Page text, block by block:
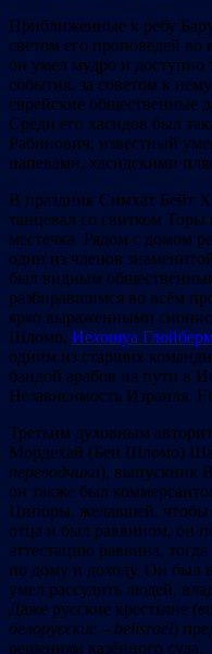
Приближенные к ребу
светом его проповедей во
он умел мудро и доступно
события, за советом к
еврейские общественные
Среди его хасидов был
Рабинович, известный
напевами, хасидскими
В праздник Симхат Бейт
танцевал со свитком
местечка. Рядом с домом
один из членов
был видным
разбиравшимся во всём
ярко выраженными
Шломо, Иехошуа
одним из старших
бандой арабов на пути в
Независимость Израиля.
Третьим духовным
Мордехай (Бен Шломо)
переводчика), выпускник
он также был
Ципоры, желавшей, чтобы
отца и был раввином, он
аттестацию раввина,
по дому и доходу. Он был
умел рассудить людей,
Даже русские крестьяне (
белорусские – belisrael)
решениям казённого суда.